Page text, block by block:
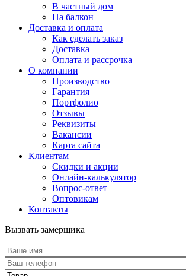
В частный дом
На балкон
Доставка и оплата
Как сделать заказ
Доставка
Оплата и рассрочка
О компании
Производство
Гарантия
Портфолио
Отзывы
Реквизиты
Вакансии
Карта сайта
Клиентам
Скидки и акции
Онлайн-калькулятор
Вопрос-ответ
Оптовикам
Контакты
Вызвать замерщика